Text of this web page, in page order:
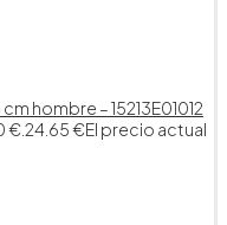
hombre – 15213E01012
€.24.65€El precio actual